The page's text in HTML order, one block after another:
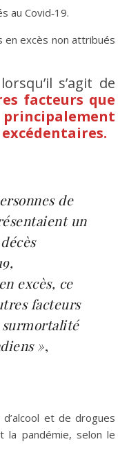
au Covid‑19.
en excès non attribués
s’agit de
facteurs que
excédentaires.
de
un
excès, ce
facteurs
surmortalité
»,
et de drogues
la pandémie, selon le